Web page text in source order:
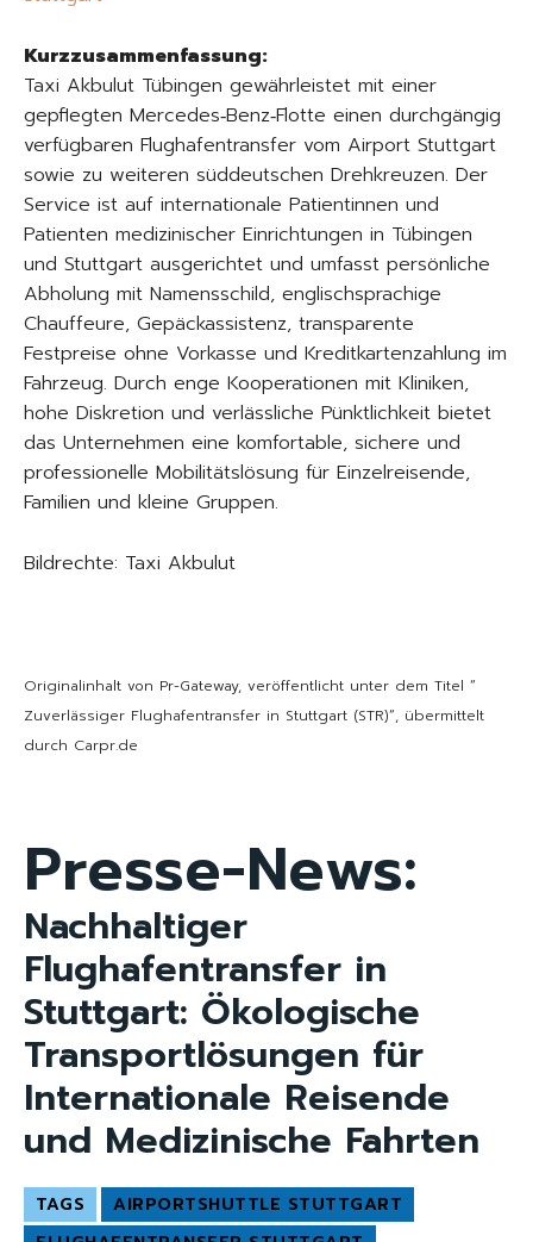
Kurzzusammenfassung:
Taxi Akbulut Tübingen gewährleistet mit einer
gepflegten Mercedes‑Benz‑Flotte einen durchgängig
verfügbaren Flughafentransfer vom Airport Stuttgart
sowie zu weiteren süddeutschen Drehkreuzen. Der
Service ist auf internationale Patientinnen und
Patienten medizinischer Einrichtungen in Tübingen
und Stuttgart ausgerichtet und umfasst persönliche
Abholung mit Namensschild, englischsprachige
Chauffeure, Gepäckassistenz, transparente
Festpreise ohne Vorkasse und Kreditkartenzahlung im
Fahrzeug. Durch enge Kooperationen mit Kliniken,
hohe Diskretion und verlässliche Pünktlichkeit bietet
das Unternehmen eine komfortable, sichere und
professionelle Mobilitätslösung für Einzelreisende,
Familien und kleine Gruppen.
Bildrechte: Taxi Akbulut
Originalinhalt von Pr-Gateway, veröffentlicht unter dem Titel “
Zuverlässiger Flughafentransfer in Stuttgart (STR)“, übermittelt
durch Carpr.de
Presse-News:
Nachhaltiger
Flughafentransfer in
Stuttgart: Ökologische
Transportlösungen für
Internationale Reisende
und Medizinische Fahrten
TAGS
AIRPORTSHUTTLE STUTTGART